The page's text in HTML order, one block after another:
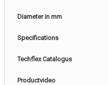
Diameter in mm
Specifications
Techflex Catalogus
Productvideo